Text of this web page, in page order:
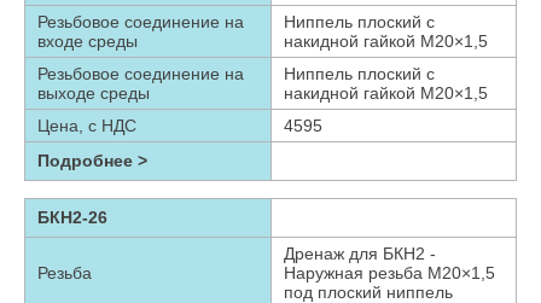
Резьбовое соединение на
входе среды
Ниппель плоский с
накидной гайкой М20×1,5
Резьбовое соединение на
выходе среды
Ниппель плоский с
накидной гайкой М20×1,5
Цена, с НДС
4595
Подробнее >
БКН2-26
Резьба
Дренаж для БКН2 -
Наружная резьба М20×1,5
под плоский ниппель